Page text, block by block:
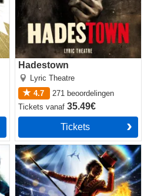
Hadestown
Lyric Theatre
4.7
271 beoordelingen
Ticketsvanaf35.49€
Tickets
Come Alive! The Greatest
Showman Circus Spectacular